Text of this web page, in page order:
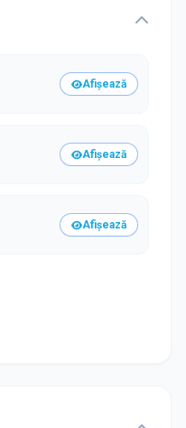
Afișează
Afișează
Afișează